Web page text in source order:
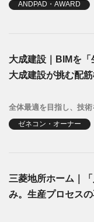
ANDPAD・AWARD
大成建設｜BIMを「
大成建設が挑む配
全体最適を目指し、技
ゼネコン・オーナー
三菱地所ホーム｜
み。生産プロセス